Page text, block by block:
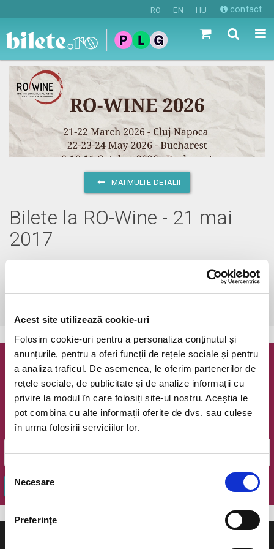
Acest site utilizează cookie-uri
Folosim cookie-uri pentru a personaliza conținutul și
anunțurile, pentru a oferi funcții de rețele sociale și pentru
a analiza traficul. De asemenea, le oferim partenerilor de
rețele sociale, de publicitate și de analize informații cu
privire la modul în care folosiți site-ul nostru. Aceștia le
pot combina cu alte informații oferite de dvs. sau culese
în urma folosirii serviciilor lor.
Selecția
consimțământului
Necesare
Preferinţe
RO EN HU contact
MAI MULTE DETALII
Bilete la RO-Wine - 21 mai
2017
Newsletter @ Bilete.ro
Oferte exclusive si o editie saptamanala cu cele mai noi
evenimente.
Email
OK